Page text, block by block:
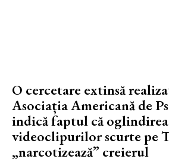
O cercetare extinsă
Asociația Americană de
indică faptul că
videoclipurilor scurte pe
„narcotizează” creierul